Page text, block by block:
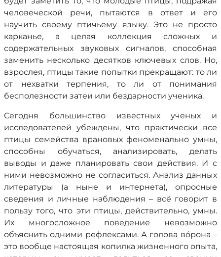
человеческой речи, пытаются в ответ и его
научить своему птичьему языку. Это не просто
карканье, а целая коллекция сложных и
содержательных звуковых сигналов, способная
заменить несколько десятков ключевых слов. Но,
взрослея, птицы такие попытки прекращают: то ли
от нехватки терпения, то ли от понимания
бесполезности затеи или бездарности ученика.
Сегодня большинство известных ученых и
исследователей убеждены, что практически все
птицы семейства врановых феноменально умны,
способны обучаться, анализировать, делать
выводы и даже планировать свои действия. И с
ними невозможно не согласиться. Анализ данных
литературы (а ныне и интернета), опросные
сведения и личные наблюдения – всё говорит в
пользу того, что эти птицы, действительно, умны.
Их многосложное поведение невозможно
объяснить одними рефлексами. А голова вóрона –
это вообще настоящая копилка жизненного опыта,